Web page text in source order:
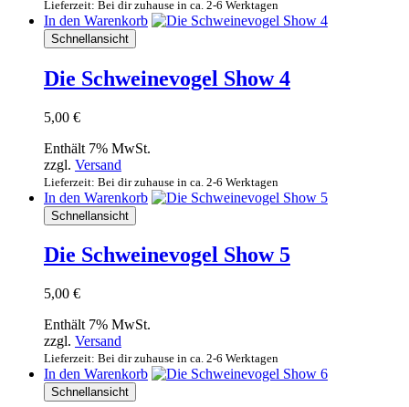
Lieferzeit: Bei dir zuhause in ca. 2-6 Werktagen
In den Warenkorb
Schnellansicht
Die Schweinevogel Show 4
5,00 €
Enthält 7% MwSt.
zzgl. Versand
Lieferzeit: Bei dir zuhause in ca. 2-6 Werktagen
In den Warenkorb
Schnellansicht
Die Schweinevogel Show 5
5,00 €
Enthält 7% MwSt.
zzgl. Versand
Lieferzeit: Bei dir zuhause in ca. 2-6 Werktagen
In den Warenkorb
Schnellansicht